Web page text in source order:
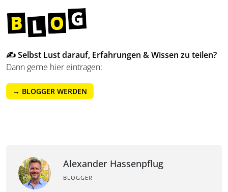
✍️ Selbst Lust darauf, Erfahrungen & Wissen zu teilen?
Dann gerne hier eintragen:
→ BLOGGER WERDEN
Alexander Hassenpflug
BLOGGER